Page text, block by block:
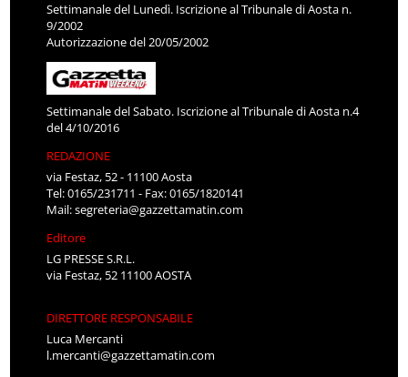
Settimanale del Lunedì. Iscrizione al Tribunale di Aosta n.
9/2002
Autorizzazione del 20/05/2002
Settimanale del Sabato. Iscrizione al Tribunale di Aosta n.4
del 4/10/2016
REDAZIONE
via Festaz, 52 - 11100 Aosta
Tel: 0165/231711 - Fax: 0165/1820141
Mail:segreteria@gazzettamatin.com
Editore
LG PRESSE S.R.L.
via Festaz, 52 11100 AOSTA
DIRETTORE RESPONSABILE
Luca Mercanti
l.mercanti@gazzettamatin.com